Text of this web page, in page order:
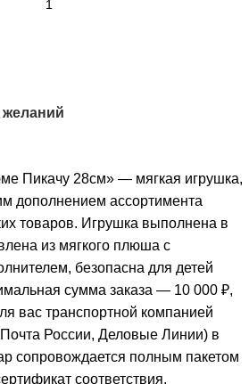
желаний
Пикачу 28см» — мягкая игрушка,
дополнением ассортимента
товаров. Игрушка выполнена в
из мягкого плюша с
безопасна для детей
сумма заказа — 10 000 ₽,
вас транспортной компанией
России, Деловые Линии) в
сопровождается полным пакетом
соответствия.